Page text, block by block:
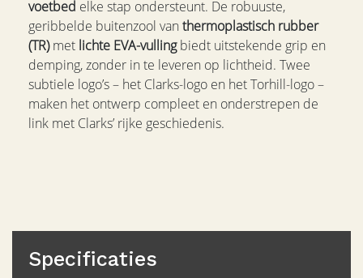
voetbed elke stap ondersteunt. De robuuste,
geribbelde buitenzool vanthermoplastisch rubber
(TR)met lichte EVA-vullingbiedt uitstekende grip en
demping, zonder in te leveren op lichtheid. Twee
subtiele logo’s – het Clarks-logo en het Torhill-logo –
maken het ontwerp compleet en onderstrepen de
link met Clarks’ rijke geschiedenis.
Specificaties